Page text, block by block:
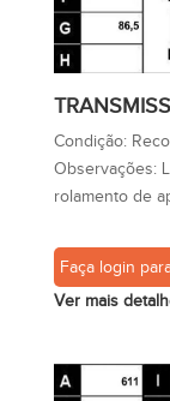
Condição:
Observações:
rolamento de
Faça login
Ver mais